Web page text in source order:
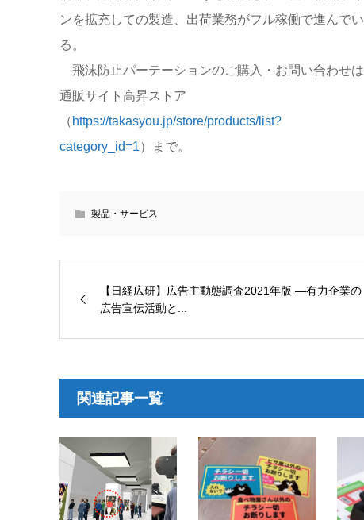
ンを拡充しての製造、出荷業務がフル稼働で進んでい
る。
飛沫防止パーテーションのご購入・お問い合わせは
通販サイト高昇ストア
（ https://takasyou.jp/store/products/list?
category_id=1）まで。
製品・サービス
【日経広研】広告主動態調査2021年版 ―有力企業の
広告宣伝活動と...
関連記事一覧